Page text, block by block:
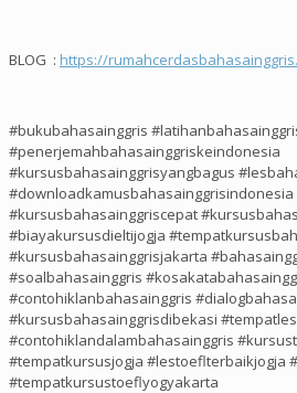
BLOG : https://
#bukubahasainggris
#penerjemahbahasainggriskeindonesia
#kursusbahasainggrisyangbagus
#kursusbahasainggriscepat
#biayakursusdieltijogja
#kursusbahasainggrisjakarta
#soalbahasainggris
#contohiklanbahasainggris
#kursusbahasainggrisdibekasi
#contohiklandalambahasainggris
#tempatkursusjogja #lestoeflterbaikjogja
#tempatkursustoeflyogyakarta